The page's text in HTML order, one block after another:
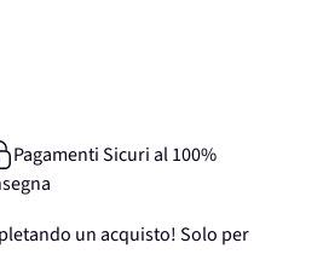
Pagamenti Sicuri al 100%
un acquisto! Solo per